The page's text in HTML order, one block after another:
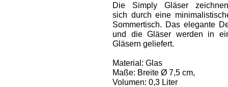
Die Simply Gläser zeichnen
sich durch eine
Sommertisch. Das elegante
und die Gläser werden in
Gläsern geliefert.
Material: Glas
Maße: Breite Ø 7,5 cm,
Volumen: 0,3 Liter